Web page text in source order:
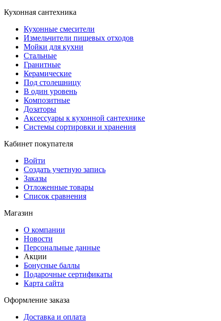
Кухонная сантехника
Кухонные смесители
Измельчители пищевых отходов
Мойки для кухни
Стальные
Гранитные
Керамические
Под столешницу
В один уровень
Композитные
Дозаторы
Аксессуары к кухонной сантехнике
Системы сортировки и хранения
Кабинет покупателя
Войти
Создать учетную запись
Заказы
Отложенные товары
Список сравнения
Магазин
О компании
Новости
Персональные данные
Акции
Бонусные баллы
Подарочные сертификаты
Карта сайта
Оформление заказа
Доставка и оплата